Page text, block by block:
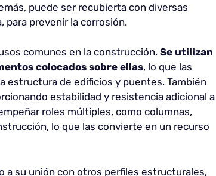
puede ser recubierta con diversas
para prevenir la corrosión.
comunes en la construcción. Se utilizan
colocados sobre ellas, lo que las
estructura de edificios y puentes. También
estabilidad y resistencia adicional a
roles múltiples, como columnas,
lo que las convierte en un recurso
a su unión con otros perfiles estructurales,